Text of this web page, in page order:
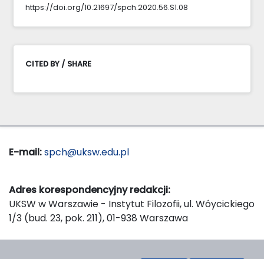
https://doi.org/10.21697/spch.2020.56.S1.08
CITED BY / SHARE
E-mail:spch@uksw.edu.pl
Adres korespondencyjny redakcji:
UKSW w Warszawie - Instytut Filozofii, ul. Wóycickiego
1/3 (bud. 23, pok. 211), 01-938 Warszawa